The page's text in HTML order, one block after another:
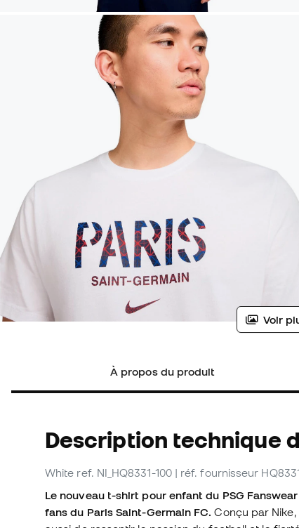
Voir
À propos du produit
Description technique
White ref. NI_HQ8331-100 | réf. fournisseur
Le nouveau t-shirt pour enfant du PSG
fans du Paris Saint-Germain FC.Conçu par